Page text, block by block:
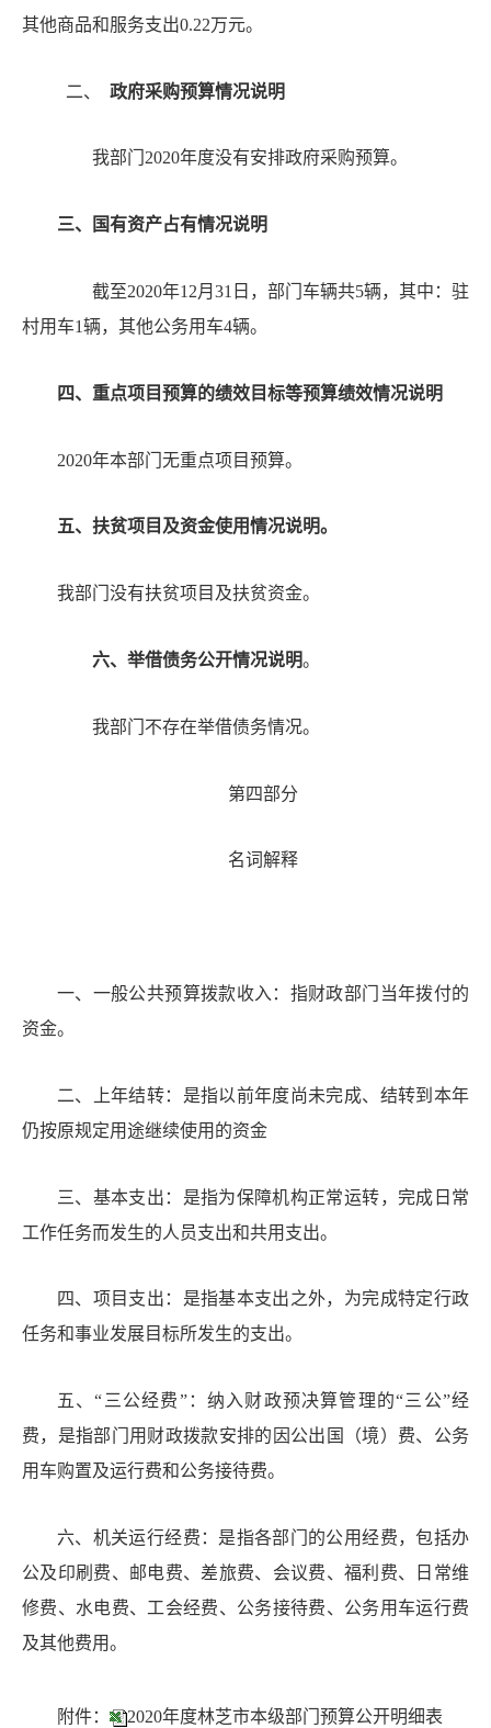
其他商品和服务支出0.22万元。
二、 政府采购预算情况说明
我部门 2020年度没有安排政府采购预算。
三、 国有资产占有情况说明
截至2020年12月31日，部门车辆共5辆，其中：驻
村用车1辆，其他公务用车4辆。
四、 重点项目预算的绩效目标等预算绩效情况说明
2020年本部门无重点项目预算。
五、扶贫项目及资金使用情况说明。
我部门没有扶贫项目及扶贫资金。
六、举借债务公开情况说明。
我部门不存在举借债务情况。
第四部分
名词解释
一、一般公共预算拨款收入：指财政部门
当年拨付的
资金。
二、
上年结转：是指以前年度尚未完成、结转到本年
仍按原规定用途继续使用的资金
三、基本支出：是指为保障机构正常运转，完成日常
工作任务而发生的人员支出和共用支出。
四、项目支出：是指基本支出之外，为完成特定行政
任务和事业发展目标所发生的支出。
五、“三公经费”：纳入财政预决算管理的“三公”经
费，是指部门用财政拨款安排的因公出国（境）费、公务
用车购置及运行费和公务接待费。
六、机关运行经费：是指各部门的公用经费，包括办
公及印刷费、邮电费、差旅费、会议费、福利费、日常维
修费、水电费、工会经费、公务接待费、公务用车运行费
及其他费用。
附件： 2020年度林芝市本级部门预算公开明细表